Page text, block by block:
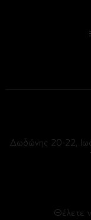
Δωδώνης 20-22,
Θέλετε